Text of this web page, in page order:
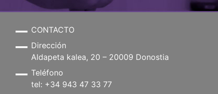
CONTACTO
Dirección
Aldapeta kalea, 20 – 20009 Donostia
Teléfono
tel: +34 943 47 33 77